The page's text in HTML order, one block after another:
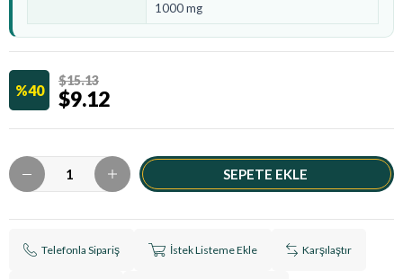
1000 mg
40
$15.13
$9.12
Telefonla Sipariş İstek Listeme Ekle Karşılaştır